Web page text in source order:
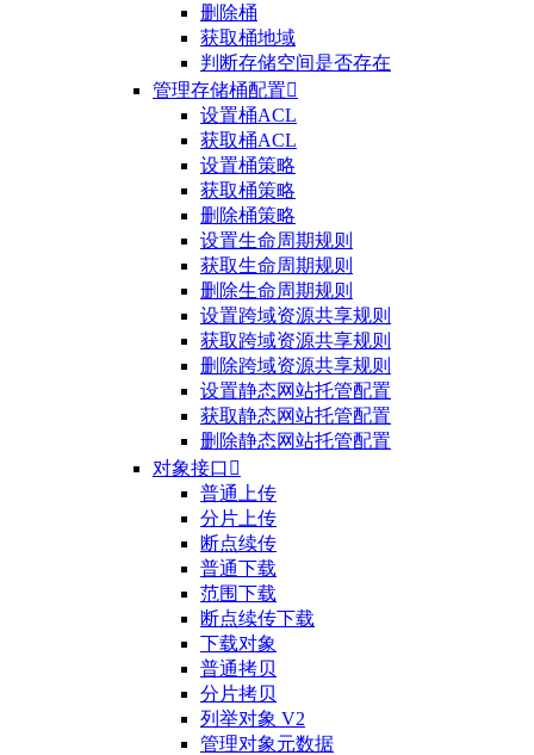
删除桶
获取桶地域
判断存储空间是否存在
管理存储桶配置
设置桶ACL
获取桶ACL
设置桶策略
获取桶策略
删除桶策略
设置生命周期规则
获取生命周期规则
删除生命周期规则
设置跨域资源共享规则
获取跨域资源共享规则
删除跨域资源共享规则
设置静态网站托管配置
获取静态网站托管配置
删除静态网站托管配置
对象接口 
普通上传
分片上传
断点续传
普通下载
范围下载
断点续传下载
下载对象
普通拷贝
分片拷贝
列举对象 V2
管理对象元数据